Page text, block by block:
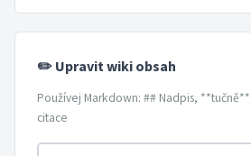
✏️ Upravit wiki obsah
Používej Markdown: ## Nadpis,
citace